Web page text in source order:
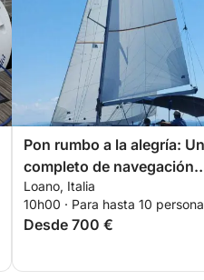
Pon rumbo a la alegría:
completo de navegación
auténtica en Loano a
velero.
Loano, Italia
10h00 · Para hasta 10
Desde 700 €